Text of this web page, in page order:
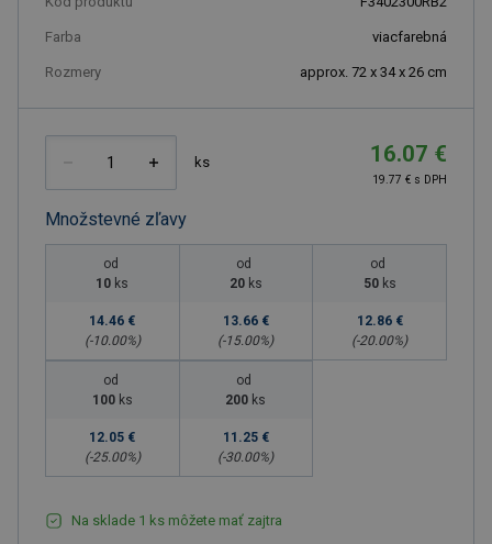
Farba viacfarebná
Rozmery approx. 72 x 34 x 26 cm
ks 16.07 €
19.77 € s DPH
Množstevné zľavy
od
10 ks
14.46 €
(-10.00%)
od
20 ks
13.66 €
(-15.00%)
od
50 ks
12.86 €
(-20.00%)
od
100 ks
12.05 €
(-25.00%)
od
200 ks
11.25 €
(-30.00%)
Na sklade 1 ks môžete mať zajtra